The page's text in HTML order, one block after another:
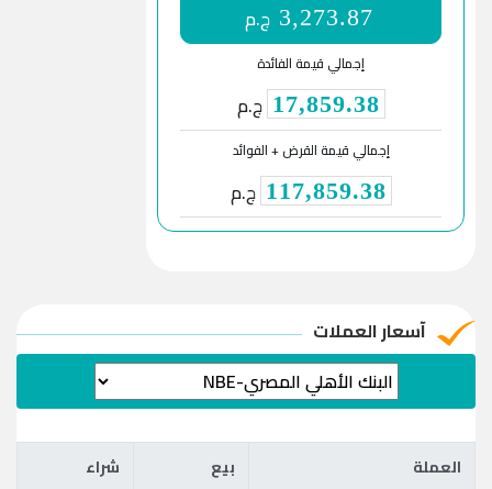
3,273.87 ج.م
إجمالي قيمة الفائدة
17,859.38 ج.م
إجمالي قيمة القرض + الفوائد
117,859.38 ج.م
آسعار العملات
العملة بيع شراء العملة بيع
شراء